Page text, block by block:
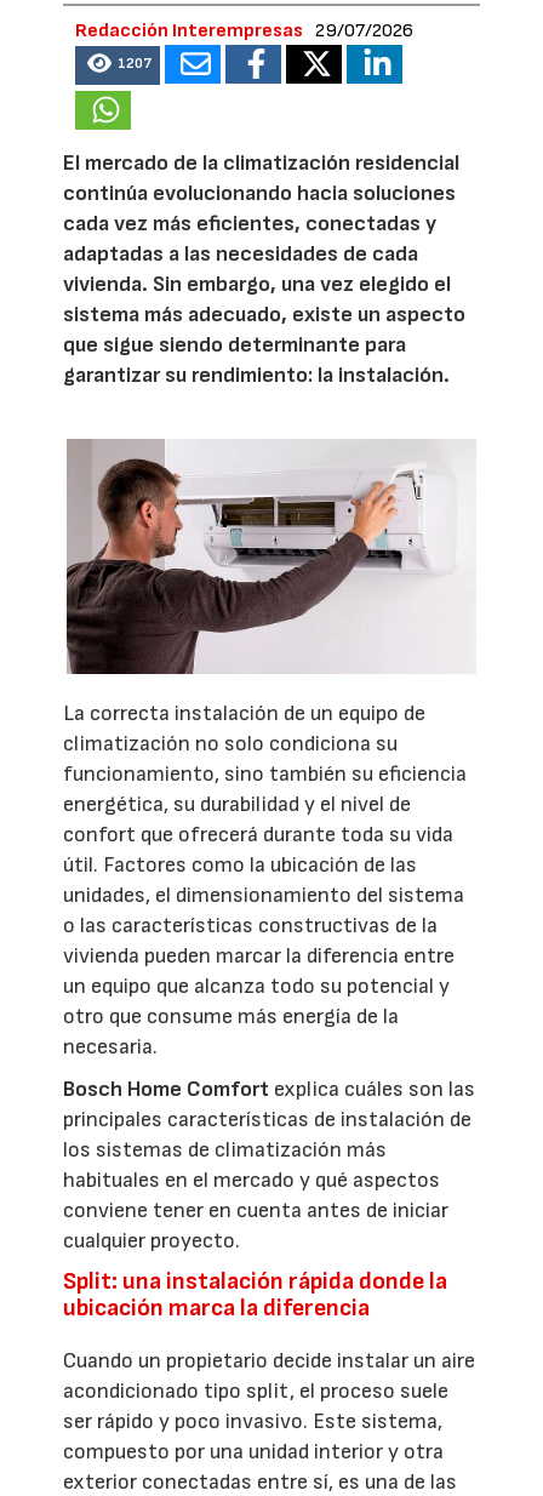
Redacción Interempresas 29/07/2026
1207
El mercado de la climatización residencial
continúa evolucionando hacia soluciones
cada vez más eficientes, conectadas y
adaptadas a las necesidades de cada
vivienda. Sin embargo, una vez elegido el
sistema más adecuado, existe un aspecto
que sigue siendo determinante para
garantizar su rendimiento: la instalación.
La correcta instalación de un equipo de
climatización no solo condiciona su
funcionamiento, sino también su eficiencia
energética, su durabilidad y el nivel de
confort que ofrecerá durante toda su vida
útil. Factores como la ubicación de las
unidades, el dimensionamiento del sistema
o las características constructivas de la
vivienda pueden marcar la diferencia entre
un equipo que alcanza todo su potencial y
otro que consume más energía de la
necesaria.
Bosch Home Comfort explica cuáles son las
principales características de instalación de
los sistemas de climatización más
habituales en el mercado y qué aspectos
conviene tener en cuenta antes de iniciar
cualquier proyecto.
Split: una instalación rápida donde la
ubicación marca la diferencia
Cuando un propietario decide instalar un aire
acondicionado tipo split, el proceso suele
ser rápido y poco invasivo. Este sistema,
compuesto por una unidad interior y otra
exterior conectadas entre sí, es una de las